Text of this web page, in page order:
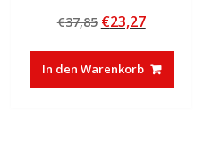
5.00
von 5
€37,85 Ursprünglicher
war:
€37,85
€23,27
ist:
€23,27.
In den Warenkorb